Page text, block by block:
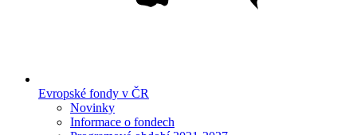
Evropské fondy v ČR
Novinky
Informace o fondech